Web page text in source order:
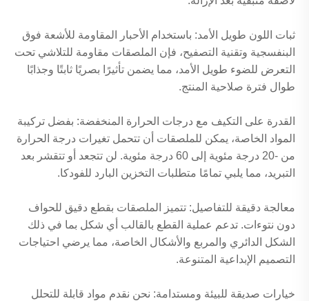
ثبات اللون طويل الأمد: باستخدام الأحبار المقاومة للأشعة فوق
البنفسجية وتقنية التصفيح، فإن الملصقات مقاومة للتلاشي تحت
التعرض للضوء طويل الأمد، مما يضمن تأثيرًا بصريًا ثابتًا وجذابًا
طوال فترة صلاحية المنتج.
القدرة على التكيف مع درجات الحرارة المنخفضة: بفضل تركيبة
المواد الخاصة، يمكن للملصقات أن تتحمل تغيرات درجة الحرارة
من -20 درجة مئوية إلى 60 درجة مئوية. لن تتجعد أو تتقشر بعد
التبريد، مما يلبي تمامًا متطلبات التخزين البارد للفودكا.
معالجة دقيقة للتفاصيل: تتميز الملصقات بقطع دقيق للحواف
دون نتوءات. تدعم عملية القطع بالقالب أي شكل بما في ذلك
الشكل الدائري والمربع والأشكال الخاصة، مما يرضي احتياجات
التصميم الإبداعية المتنوعة.
خيارات صديقة للبيئة ومستدامة: نحن نقدم مواد قابلة للتحلل